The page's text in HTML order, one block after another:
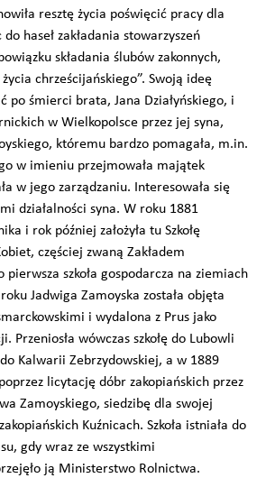
resztę życia poświęcić pracy dla
haseł zakładania stowarzyszeń
składania ślubów zakonnych,
życia chrześcijańskiego”. Swoją ideę
po śmierci brata, Jana Działyńskiego, i
w Wielkopolsce przez jej syna,
któremu bardzo pomagała, m.in.
w imieniu przejmowała majątek
w jego zarządzaniu. Interesowała się
działalności syna. W roku 1881
i rok później założyła tu Szkołę
częściej zwaną Zakładem
pierwsza szkoła gospodarcza na ziemiach
Jadwiga Zamoyska została objęta
i wydalona z Prus jako
Przeniosła wówczas szkołę do Lubowli
Kalwarii Zebrzydowskiej, a w 1889
licytację dóbr zakopiańskich przez
Zamoyskiego, siedzibę dla swojej
Kuźnicach. Szkoła istniała do
gdy wraz ze wszystkimi
ją Ministerstwo Rolnictwa.